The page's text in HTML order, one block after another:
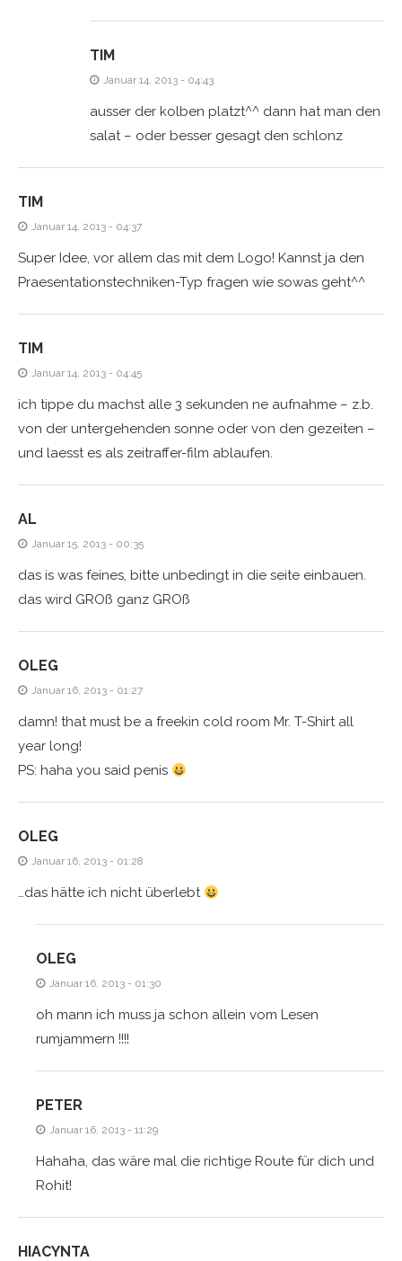
TIM
Januar 14, 2013 - 04:43
ausser der kolben platzt^^ dann hat man den
salat – oder besser gesagt den schlonz
TIM
Januar 14, 2013 - 04:37
Super Idee, vor allem das mit dem Logo! Kannst ja den
Praesentationstechniken-Typ fragen wie sowas geht^^
TIM
Januar 14, 2013 - 04:45
ich tippe du machst alle 3 sekunden ne aufnahme – z.b.
von der untergehenden sonne oder von den gezeiten –
und laesst es als zeitraffer-film ablaufen.
AL
Januar 15, 2013 - 00:35
das is was feines, bitte unbedingt in die seite einbauen.
das wird GROß ganz GROß
OLEG
Januar 16, 2013 - 01:27
damn! that must be a freekin cold room Mr. T-Shirt all
year long!
PS: haha you said penis
OLEG
Januar 16, 2013 - 01:28
…das hätte ich nicht überlebt
OLEG
Januar 16, 2013 - 01:30
oh mann ich muss ja schon allein vom Lesen
rumjammern !!!!
PETER
Januar 16, 2013 - 11:29
Hahaha, das wäre mal die richtige Route für dich und
Rohit!
HIACYNTA